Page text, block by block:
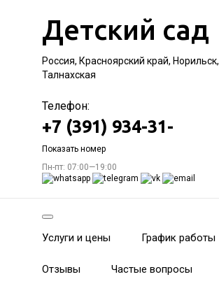
Детский сад
Россия, Красноярский край, Норильск,
Талнахская
Телефон:
+7 (391) 934-31-
Показать номер
Пн-пт: 07:00—19:00
Услуги и цены График работы
Отзывы Частые вопросы